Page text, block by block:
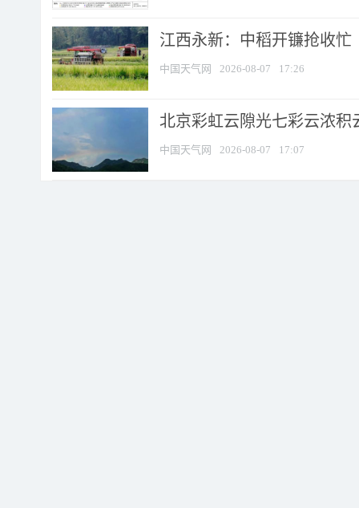
江西永新：中稻开镰抢收忙
中国天气网 2026-08-07 17:26
北京彩虹云隙光七彩云浓积
中国天气网 2026-08-07 17:07